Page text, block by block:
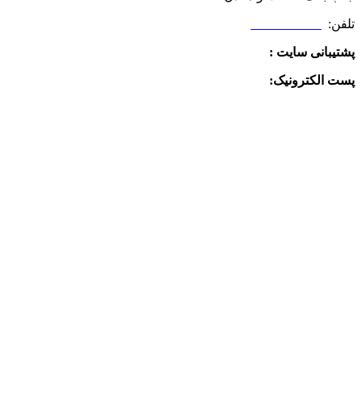
تلفن:
پشتیبانی سایت :
پست الکترونیک: